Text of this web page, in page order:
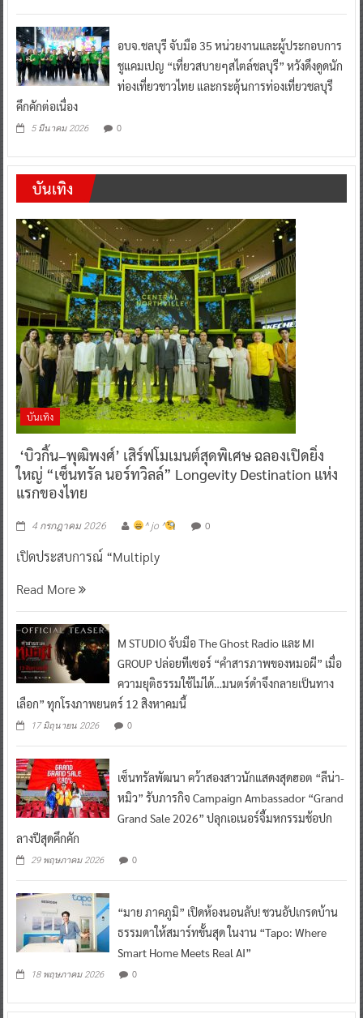
อบจ.ชลบุรี จับมือ 35 หน่วยงานและผู้ประกอบการ
ชูแคมเปญ “เที่ยวสบายๆสไตล์ชลบุรี” หวังดึงดูดนัก
ท่องเที่ยวชาวไทย และกระตุ้นการท่องเที่ยวชลบุรี
คึกคักต่อเนื่อง
5 มีนาคม 2026 0
บันเทิง
บันเทิง
‘บิวกิ้น–พุฒิพงศ์’ เสิร์ฟโมเมนต์สุดพิเศษ ฉลองเปิดยิ่ง
ใหญ่ “เซ็นทรัล นอร์ทวิลล์” Longevity Destination แห่ง
แรกของไทย
4 กรกฎาคม 2026 ^ jo ^ 0
เปิดประสบการณ์ “Multiply
Read More
M STUDIO จับมือ The Ghost Radio และ MI
GROUP ปล่อยทีเซอร์ “คำสารภาพของหมอผี” เมื่อ
ความยุติธรรมใช้ไม่ได้…มนตร์ดำจึงกลายเป็นทาง
เลือก” ทุกโรงภาพยนตร์ 12 สิงหาคมนี้
17 มิถุนายน 2026 0
เซ็นทรัลพัฒนา คว้าสองสาวนักแสดงสุดฮอต “ลีน่า-
หมิว” รับภารกิจ Campaign Ambassador “Grand
Grand Sale 2026” ปลุกเอเนอร์จี้มหกรรมช้อปก
ลางปีสุดคึกคัก
29 พฤษภาคม 2026 0
“มาย ภาคภูมิ” เปิดห้องนอนลับ! ชวนอัปเกรดบ้าน
ธรรมดาให้สมาร์ทขั้นสุด ในงาน “Tapo: Where
Smart Home Meets Real AI”
18 พฤษภาคม 2026 0